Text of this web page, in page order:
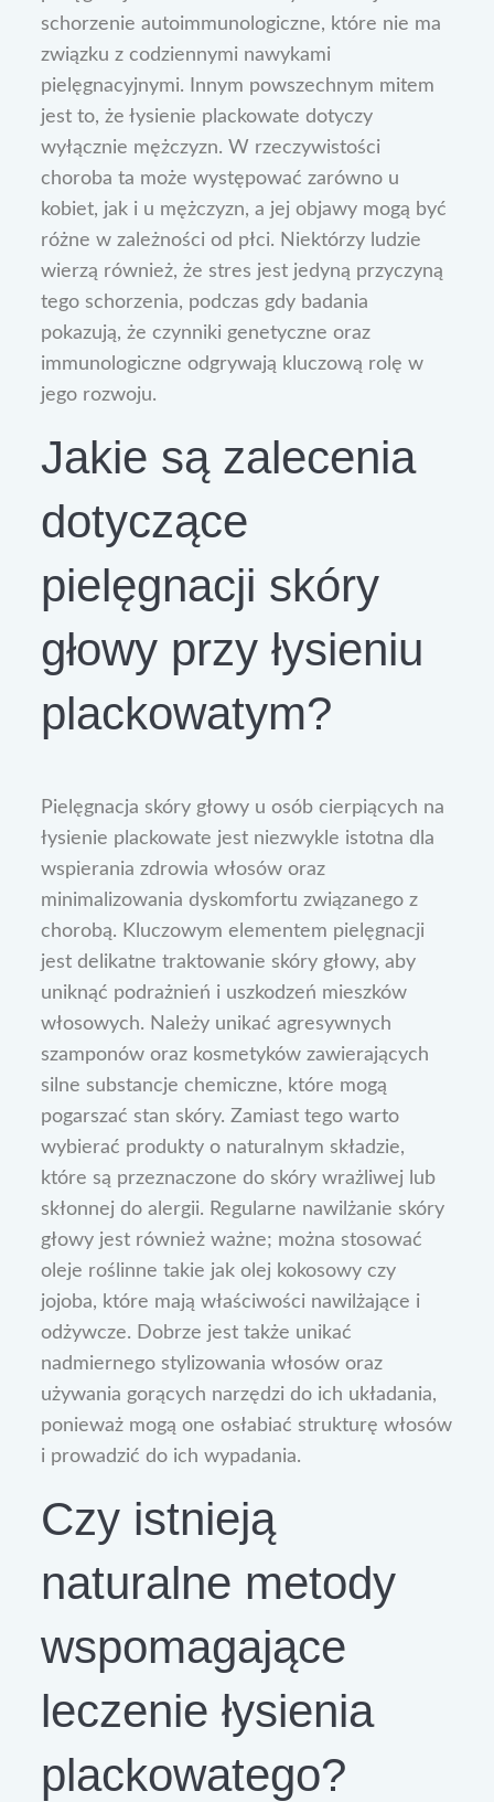
schorzenie autoimmunologiczne, które nie ma
związku z codziennymi nawykami
pielęgnacyjnymi. Innym powszechnym mitem
jest to, że łysienie plackowate dotyczy
wyłącznie mężczyzn. W rzeczywistości
choroba ta może występować zarówno u
kobiet, jak i u mężczyzn, a jej objawy mogą być
różne w zależności od płci. Niektórzy ludzie
wierzą również, że stres jest jedyną przyczyną
tego schorzenia, podczas gdy badania
pokazują, że czynniki genetyczne oraz
immunologiczne odgrywają kluczową rolę w
jego rozwoju.
Jakie są zalecenia
dotyczące
pielęgnacji skóry
głowy przy łysieniu
plackowatym?
Pielęgnacja skóry głowy u osób cierpiących na
łysienie plackowate jest niezwykle istotna dla
wspierania zdrowia włosów oraz
minimalizowania dyskomfortu związanego z
chorobą. Kluczowym elementem pielęgnacji
jest delikatne traktowanie skóry głowy, aby
uniknąć podrażnień i uszkodzeń mieszków
włosowych. Należy unikać agresywnych
szamponów oraz kosmetyków zawierających
silne substancje chemiczne, które mogą
pogarszać stan skóry. Zamiast tego warto
wybierać produkty o naturalnym składzie,
które są przeznaczone do skóry wrażliwej lub
skłonnej do alergii. Regularne nawilżanie skóry
głowy jest również ważne; można stosować
oleje roślinne takie jak olej kokosowy czy
jojoba, które mają właściwości nawilżające i
odżywcze. Dobrze jest także unikać
nadmiernego stylizowania włosów oraz
używania gorących narzędzi do ich układania,
ponieważ mogą one osłabiać strukturę włosów
i prowadzić do ich wypadania.
Czy istnieją
naturalne metody
wspomagające
leczenie łysienia
plackowatego?